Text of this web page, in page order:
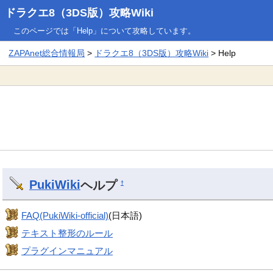
ドラクエ8（3DS版）攻略Wiki
このページでは「Help」について攻略しています。
ZAPAnet総合情報局 > ドラクエ8（3DS版）攻略Wiki > Help
PukiWikiヘルプ †
FAQ(PukiWiki-official)(日本語)
テキスト整形のルール
プラグインマニュアル